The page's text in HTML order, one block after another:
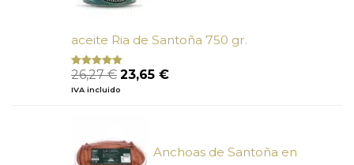
aceite Ria de Santoña 750 gr.
Valorado
con
5
26,27€ El
precio
23,65 €El
IVA incluido
Anchoas de Santoña en